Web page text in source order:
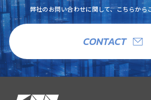
弊社のお問い合わせに関して、こちらから
CONTACT